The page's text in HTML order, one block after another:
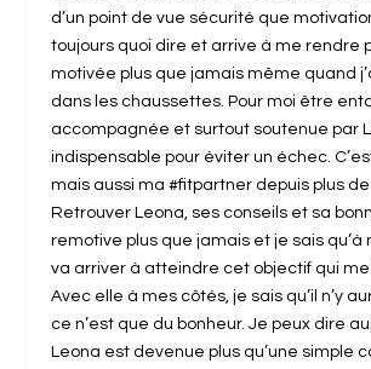
d’un point de vue sécurité que
toujours quoi dire et arrive à me rendre
motivée plus que jamais même quand
dans les chaussettes. Pour moi être
accompagnée et surtout soutenue par
indispensable pour éviter un échec.
mais aussi ma #fitpartner depuis plus de
Retrouver Leona, ses conseils et sa
remotive plus que jamais et je sais qu’à
va arriver à atteindre cet objectif qui me
Avec elle à mes côtés, je sais qu’il n’y
ce n’est que du bonheur. Je peux dire
Leona est devenue plus qu’une simple